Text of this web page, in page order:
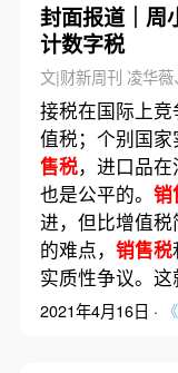
封面报道｜周
计数字税
文|财新周刊 凌华
接税在国际上
值税；个别国家
售税，进口品
也是公平的。 销
进，但比增值
的难点， 销售税
实质性争议。
2021年4月16日 ·